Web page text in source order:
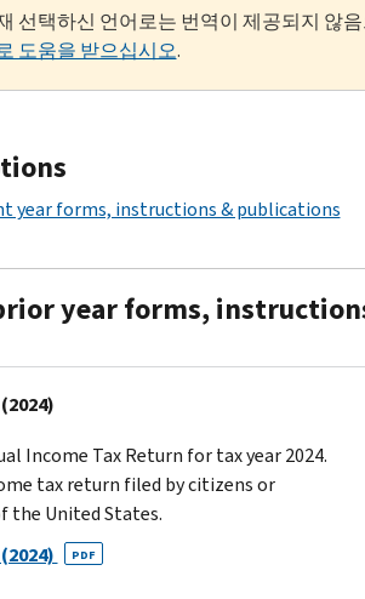
선택하신 언어로는 번역이 제공되지 않
도움을 받으십시오.
year forms, instructions & publications
year forms,
Income Tax Return for tax year 2024.
tax return filed by citizens or
the United States.
PDF